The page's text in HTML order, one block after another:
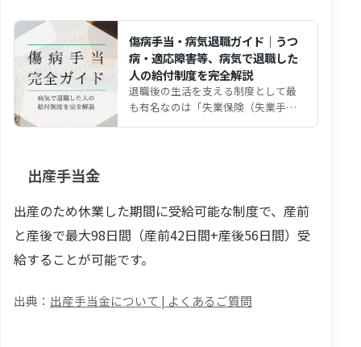
傷病手当・病気退職ガイド｜うつ
病・適応障害等、病気で退職した
人の給付制度を完全解説
退職後の生活を支える制度として最
も有名なのは「失業保険（失業手
出産手当金
出産のため休業した期間に受給可能な制度で、産前
と産後で最大98日間（産前42日間+産後56日間）受
給することが可能です。
出産手当金について | よくあるご質問